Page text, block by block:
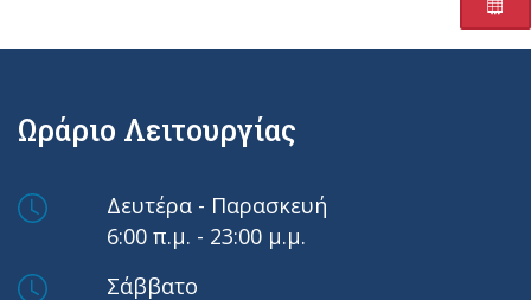
Ωράριο Λειτουργίας
Δευτέρα - Παρασκευή
6:00 π.μ. - 23:00 μ.μ.
Σάββατο